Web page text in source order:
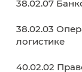
акции